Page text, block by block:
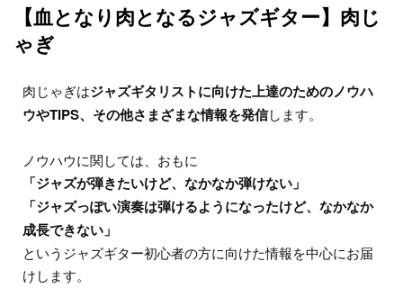
【血となり肉となるジャズギター】肉じ
ゃぎ
肉じゃぎはジャズギタリストに向けた上達のためのノウハ
ウやTIPS、その他さまざまな情報を発信します。
ノウハウに関しては、おもに
「ジャズが弾きたいけど、なかなか弾けない」
「ジャズっぽい演奏は弾けるようになったけど、なかなか
成長できない」
というジャズギター初心者の方に向けた情報を中心にお届
けします。